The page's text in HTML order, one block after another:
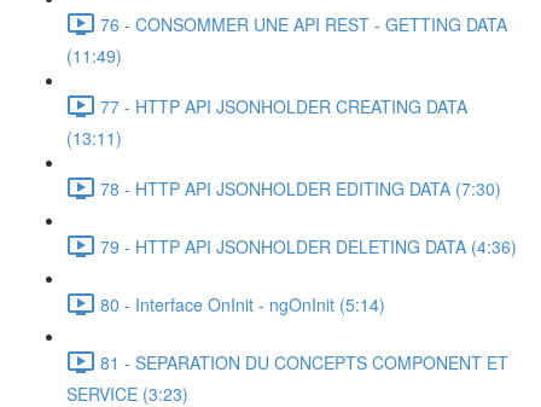
76 - CONSOMMER UNE API REST - GETTING DATA
(11:49)
77 - HTTP API JSONHOLDER CREATING DATA
(13:11)
78 - HTTP API JSONHOLDER EDITING DATA (7:30)
79 - HTTP API JSONHOLDER DELETING DATA (4:36)
80 - Interface OnInit - ngOnInit (5:14)
81 - SEPARATION DU CONCEPTS COMPONENT ET
SERVICE (3:23)